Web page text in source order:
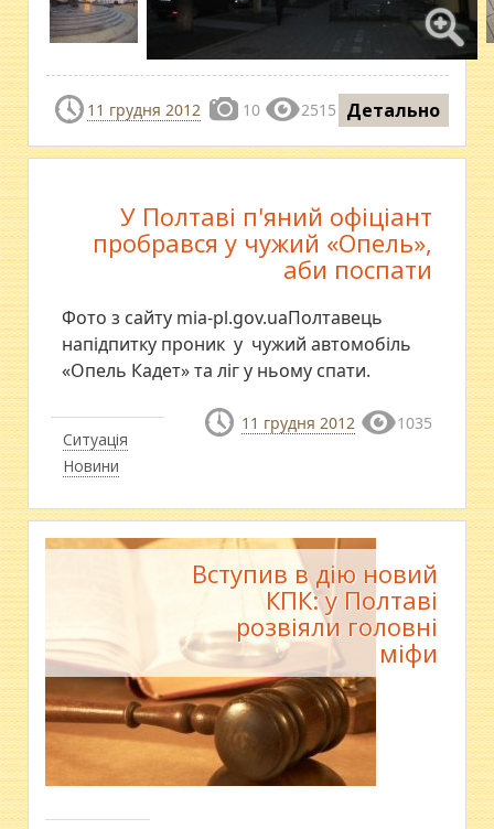
11 грудня 2012 10 2515 Детально
Ситуація
Новини
У Полтаві п'яний офіціант
пробрався у чужий «Опель»,
аби поспати
Фото з сайту mia-pl.gov.uaПолтавець
напідпитку проник у чужий автомобіль
«Опель Кадет» та ліг у ньому спати.
11 грудня 2012 1035
Вступив в дію новий
КПК: у Полтаві
розвіяли головні
міфи